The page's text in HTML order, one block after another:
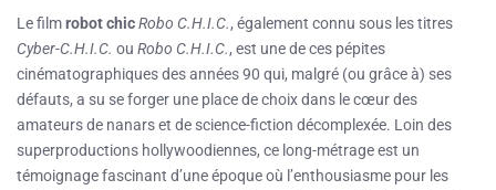
Le filmrobot chicRobo C.H.I.C., également connu sous les titres
Cyber-C.H.I.C. ou Robo C.H.I.C., est une de ces pépites
cinématographiques des années 90 qui, malgré (ou grâce à) ses
défauts, a su se forger une place de choix dans le cœur des
amateurs de nanars et de science-fiction décomplexée. Loin des
superproductions hollywoodiennes, ce long-métrage est un
témoignage fascinant d’une époque où l’enthousiasme pour les